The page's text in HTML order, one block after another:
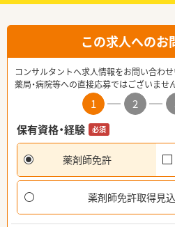
この求人へのお
コンサルタントへ求人情報をお問い合わせ
薬局・病院等への直接応募ではございませ
1 2
保有資格・経験
必須
薬剤師免許
薬剤師免許取得見込